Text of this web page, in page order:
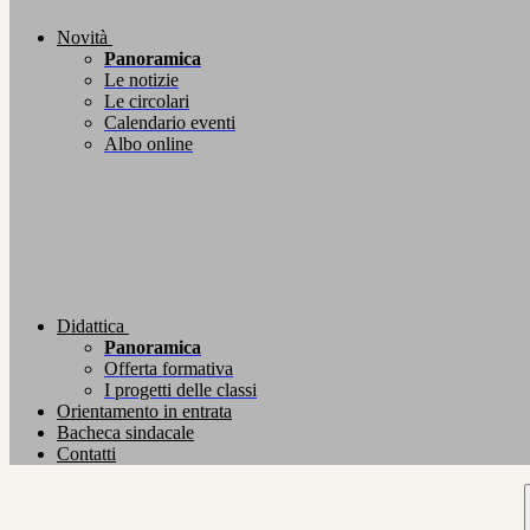
Novità
Panoramica
Le notizie
Le circolari
Calendario eventi
Albo online
Didattica
Panoramica
Offerta formativa
I progetti delle classi
Orientamento in entrata
Bacheca sindacale
Contatti